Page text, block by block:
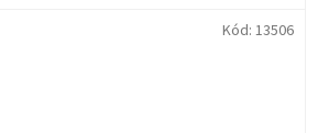
Kód: 13506